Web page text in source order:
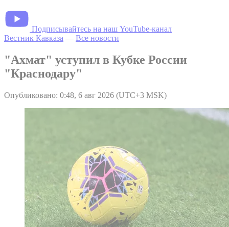
Подписывайтесь на наш YouTube-канал
Вестник Кавказа — Все новости
"Ахмат" уступил в Кубке России
"Краснодару"
Опубликовано: 0:48, 6 авг 2026 (UTC+3 MSK)